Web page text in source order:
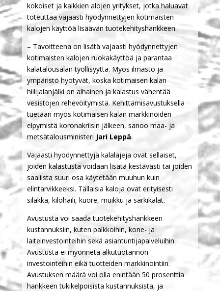
kokoiset ja kaikkien alojen yritykset, jotka haluavat
toteuttaa vajaasti hyödynnettyjen kotimaisten
kalojen käyttöä lisäävän tuotekehityshankkeen.
– Tavoitteena on lisätä vajaasti hyödynnettyjen
kotimaisten kalojen ruokakäyttöä ja parantaa
kalatalousalan työllisyyttä. Myös ilmasto ja
ympäristö hyötyvät, koska kotimaisen kalan
hiilijalanjälki on alhainen ja kalastus vähentää
vesistöjen rehevöitymistä. Kehittämisavustuksella
tuetaan myös kotimaisen kalan markkinoiden
elpymistä koronakriisin jälkeen, sanoo maa- ja
metsätalousministeri Jari Leppä.
Vajaasti hyödynnettyjä kalalajeja ovat sellaiset,
joiden kalastusta voidaan lisätä kestävästi tai joiden
saaliista suuri osa käytetään muuhun kuin
elintarvikkeeksi. Tällaisia kaloja ovat erityisesti
silakka, kilohaili, kuore, muikku ja särkikalat.
Avustusta voi saada tuotekehityshankkeen
kustannuksiin, kuten palkkoihin, kone- ja
laiteinvestointeihin sekä asiantuntijapalveluihin.
Avustusta ei myönnetä alkutuotannon
investointeihin eikä tuotteiden markkinointiin.
Avustuksen määrä voi olla enintään 50 prosenttia
hankkeen tukikelpoisista kustannuksista, ja